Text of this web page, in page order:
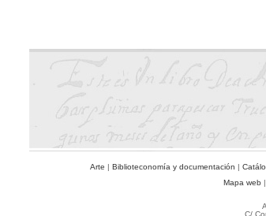
Arte | Biblioteconomía y documentación |
Mapa web |
C/